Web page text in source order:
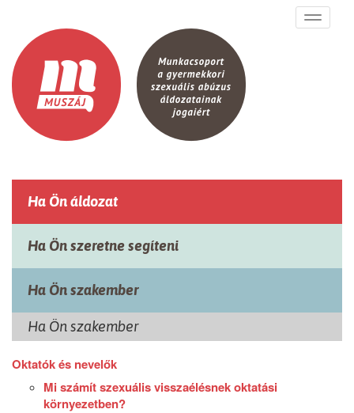
Toggle
Ha Ön áldozat
Ha Ön szeretne segíteni
Ha Ön szakember
Ha Ön szakember
Oktatók és nevelők
Mi számít szexuális visszaélésnek oktatási
környezetben?